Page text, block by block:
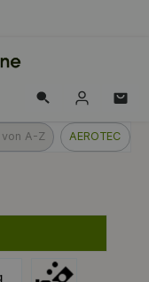
A-Z AEROTEC